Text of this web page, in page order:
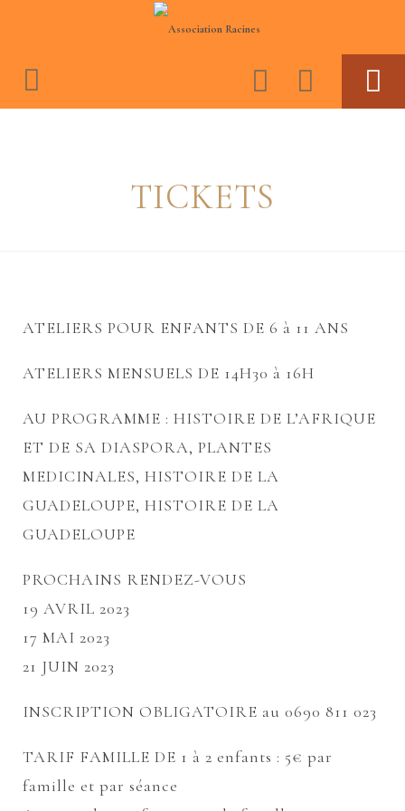
ESPACE MEMBRES
TICKETS
ATELIERS POUR ENFANTS DE 6 à 11 ANS
ATELIERS MENSUELS DE 14H30 à 16H
AU PROGRAMME : HISTOIRE DE L’AFRIQUE
ET DE SA DIASPORA, PLANTES
MEDICINALES, HISTOIRE DE LA
GUADELOUPE, HISTOIRE DE LA
GUADELOUPE
PROCHAINS RENDEZ-VOUS
19 AVRIL 2023
17 MAI 2023
21 JUIN 2023
INSCRIPTION OBLIGATOIRE au 0690 811 023
TARIF FAMILLE DE 1 à 2 enfants : 5€ par
famille et par séance